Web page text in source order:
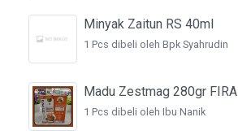
Minyak Zaitun RS 40ml
1 Pcs dibeli oleh Bpk Syahrudin
Madu Zestmag 280gr FIRA
1 Pcs dibeli oleh Ibu Nanik